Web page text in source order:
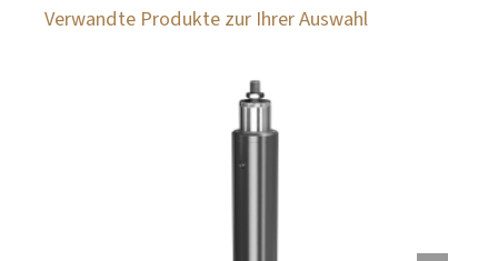
Verwandte Produkte zur Ihrer Auswahl